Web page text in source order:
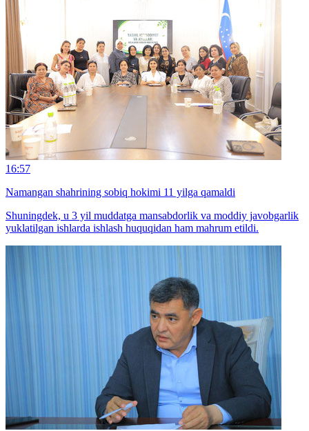
16:57
Namangan shahrining sobiq hokimi 11 yilga qamaldi
Shuningdek, u 3 yil muddatga mansabdorlik va moddiy javobgarlik
yuklatilgan ishlarda ishlash huquqidan ham mahrum etildi.